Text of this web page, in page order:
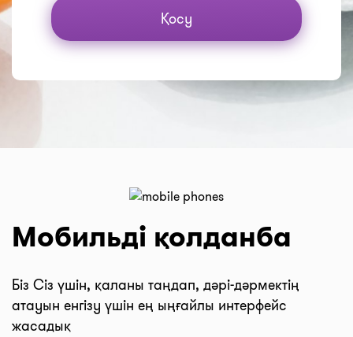
Қосу
Мобильді қолданба
Біз Сіз үшін, қаланы таңдап, дәрі-дәрмектің
атауын енгізу үшін ең ыңғайлы интерфейс
жасадық